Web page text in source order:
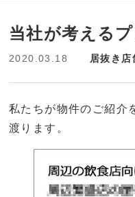
当社が考える
2020.03.18 居抜き
私たちが物件のご紹介
渡ります。